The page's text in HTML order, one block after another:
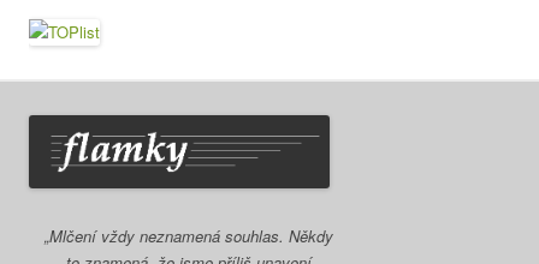
„Mlčení vždy neznamená souhlas. Někdy